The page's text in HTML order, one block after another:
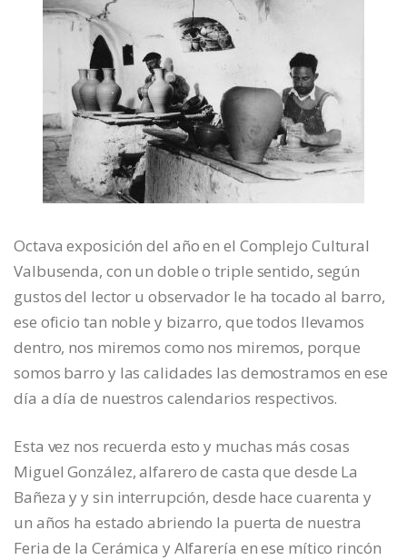
Octava exposición del año en el Complejo Cultural
Valbusenda, con un doble o triple sentido, según
gustos del lector u observador le ha tocado al barro,
ese oficio tan noble y bizarro, que todos llevamos
dentro, nos miremos como nos miremos, porque
somos barro y las calidades las demostramos en ese
día a día de nuestros calendarios respectivos.
Esta vez nos recuerda esto y muchas más cosas
Miguel González, alfarero de casta que desde La
Bañeza y y sin interrupción, desde hace cuarenta y
un años ha estado abriendo la puerta de nuestra
Feria de la Cerámica y Alfarería en ese mítico rincón